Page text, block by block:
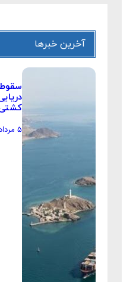
آخرین خبرها
کشتی
۵ مرداد ۱۴۰۵